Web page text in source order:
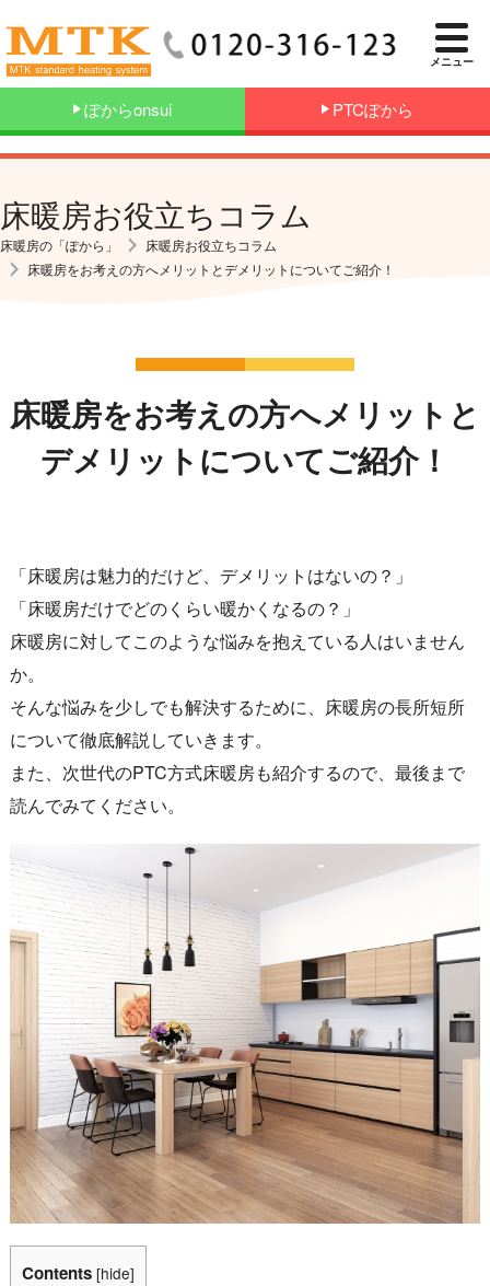
ぽからonsui PTCぽから
床暖房お役立ちコラム
床暖房の「ぽから」
床暖房お役立ちコラム
床暖房をお考えの方へメリットとデメリットについてご紹介！
床暖房をお考えの方へメリットと
デメリットについてご紹介！
「床暖房は魅力的だけど、デメリットはないの？」
「床暖房だけでどのくらい暖かくなるの？」
床暖房に対してこのような悩みを抱えている人はいません
か。
そんな悩みを少しでも解決するために、床暖房の長所短所
について徹底解説していきます。
また、次世代のPTC方式床暖房も紹介するので、最後まで
読んでみてください。
Contents [hide]
メニュー